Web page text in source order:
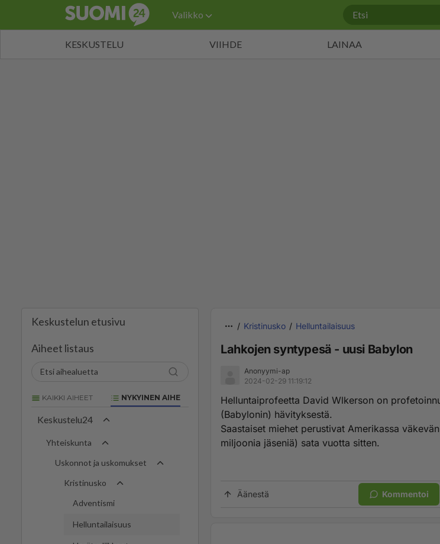
Valikko
KESKUSTELU VIIHDE LAINAA
Keskustelun etusivu
Aiheet listaus
KAIKKI AIHEET NYKYINEN AIHE
Keskustelu24
Yhteiskunta
Uskonnot ja uskomukset
Kristinusko
Adventismi
Helluntailaisuus
Kristinusko Helluntailaisuus
Lahkojen syntypesä - uusi Babylon
Anonyymi-ap
2024-02-29 11:19:12
Helluntaiprofeetta David Wlkerson on
(Babylonin) hävityksestä.
Saastaiset miehet perustivat Amerikassa
miljoonia jäseniä) sata vuotta sitten.
Äänestä Kommentoi